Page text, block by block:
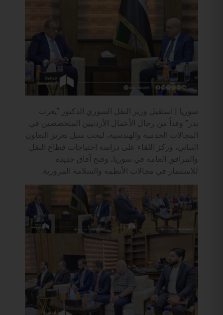
سوريا | استقبل وزير النقل السوري الدكتور “يعرب
بدر” وفداً من رجال الأعمال الأردنيين المتخصصين في
المجالات الخدمية والهندسية، لبحث سبل تعزيز التعاون
الثنائي، وركز اللقاء على دراسة احتياجات قطاع النقل
والمرافق العامة في سوريا، وفتح آفاق جديدة
للاستثمار في مجالات الأنظمة والسلامة المرورية.